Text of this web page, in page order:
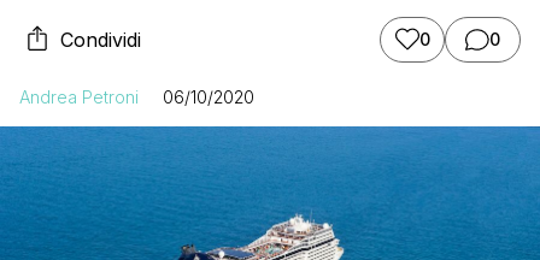
Condividi 0 0
Andrea Petroni 06/10/2020